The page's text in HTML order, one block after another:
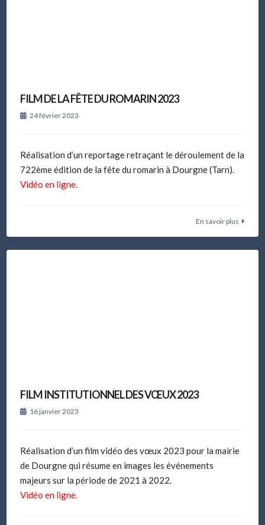
FILM DE LA FÊTE DU ROMARIN 2023
24 février 2023
Réalisation d’un reportage retraçant le déroulement de la
722ème édition de la fête du romarin à Dourgne (Tarn).
Vidéo en ligne.
En savoir plus
FILM INSTITUTIONNEL DES VŒUX 2023
16 janvier 2023
Réalisation d’un film vidéo des vœux 2023 pour la mairie
de Dourgne qui résume en images les événements
majeurs sur la période de 2021 à 2022.
Vidéo en ligne.